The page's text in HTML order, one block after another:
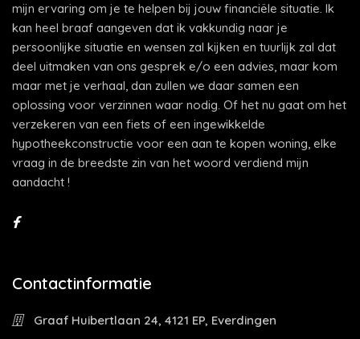
mijn ervaring om je te helpen bij jouw financiële situatie. Ik
kan heel braaf aangeven dat ik vakkundig naar je
persoonlijke situatie en wensen zal kijken en tuurlijk zal dat
deel uitmaken van ons gesprek e/o een advies, maar kom
maar met je verhaal, dan zullen we daar samen een
oplossing voor verzinnen waar nodig. Of het nu gaat om het
verzekeren van een fiets of een ingewikkelde
hypotheekconstructie voor een aan te kopen woning, elke
vraag in de breedste zin van het woord verdiend mijn
aandacht !
Contactinformatie
Graaf Huibertlaan 24, 4121 EP, Everdingen